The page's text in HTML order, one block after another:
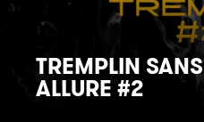
TREMPLIN SANS
ALLURE #2